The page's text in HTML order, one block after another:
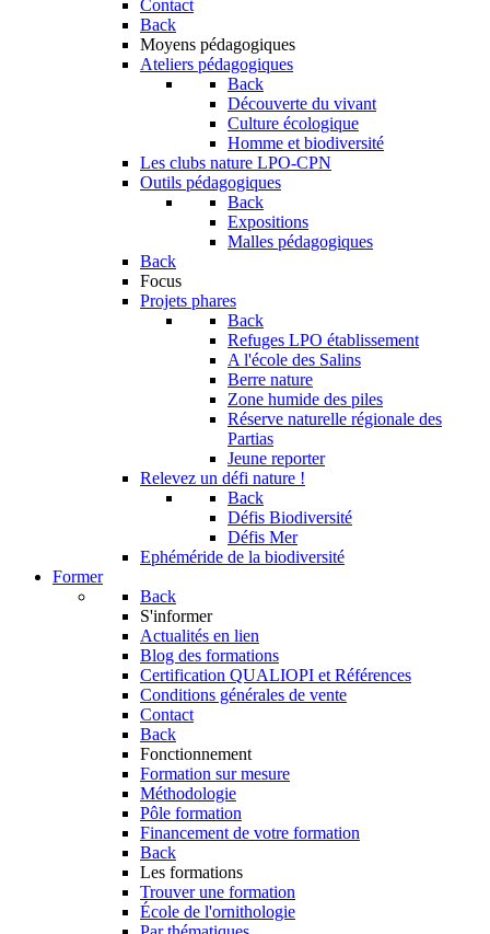
Contact
Back
Moyens pédagogiques
Ateliers pédagogiques
Back
Découverte du vivant
Culture écologique
Homme et biodiversité
Les clubs nature LPO-CPN
Outils pédagogiques
Back
Expositions
Malles pédagogiques
Back
Focus
Projets phares
Back
Refuges LPO établissement
A l'école des Salins
Berre nature
Zone humide des piles
Réserve naturelle régionale des
Partias
Jeune reporter
Relevez un défi nature !
Back
Défis Biodiversité
Défis Mer
Ephéméride de la biodiversité
Former
Back
S'informer
Actualités en lien
Blog des formations
Certification QUALIOPI et Références
Conditions générales de vente
Contact
Back
Fonctionnement
Formation sur mesure
Méthodologie
Pôle formation
Financement de votre formation
Back
Les formations
Trouver une formation
École de l'ornithologie